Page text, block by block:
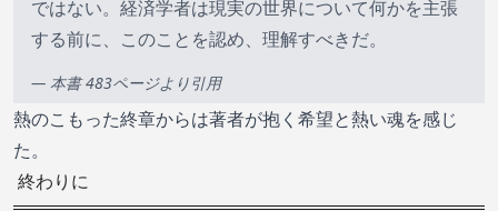
ではない。経済学者は現実の世界について何かを主張
する前に、このことを認め、理解すべきだ。
— 本書 483ページより引用
熱のこもった終章からは著者が抱く希望と熱い魂を感じ
た。
終わりに